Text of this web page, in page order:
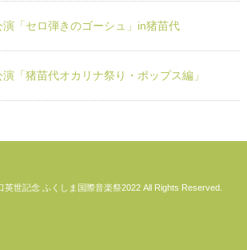
「セロ弾きのゴーシュ」in猪苗代
「猪苗代オカリナ祭り・ポップス編」
英世記念 ふくしま国際音楽祭2022 All Rights Reserved.